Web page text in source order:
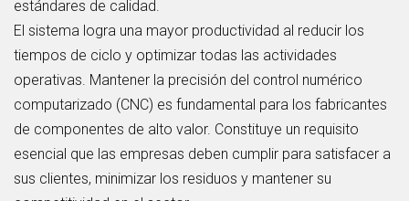
estándares de calidad.
El sistema logra una mayor productividad al reducir los
tiempos de ciclo y optimizar todas las actividades
operativas. Mantener la precisión del control numérico
computarizado (CNC) es fundamental para los fabricantes
de componentes de alto valor. Constituye un requisito
esencial que las empresas deben cumplir para satisfacer a
sus clientes, minimizar los residuos y mantener su